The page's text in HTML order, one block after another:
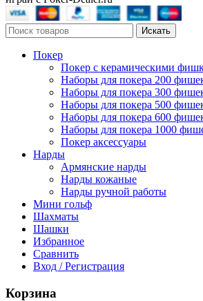
Искать
Покер
Покер с керамическими
Наборы для покера 200
Наборы для покера 300
Наборы для покера 500
Наборы для покера 600
Наборы для покера 1000
Покер аксессуары
Нарды
Армянские нарды
Нарды кожаные
Нарды ручной работы
Мини гольф
Шахматы
Шашки
Избранное
Сравнить
Вход / Регистрация
Корзина